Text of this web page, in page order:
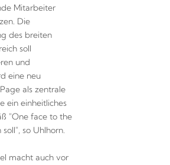
Mitarbeiter
Die
des breiten
soll
und
eine neu
als zentrale
ein einheitliches
"One face to the
so Uhlhorn.
macht auch vor